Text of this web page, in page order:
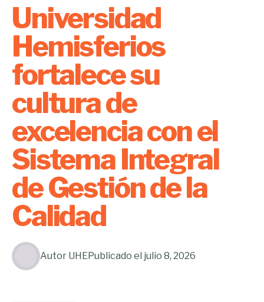
Universidad
Hemisferios
fortalece su
cultura de
excelencia con el
Sistema Integral
de Gestión de la
Calidad
Autor UHEPublicado el julio 8, 2026